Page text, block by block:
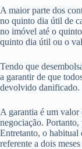
A maior parte dos
no quinto dia útil de
no imóvel até o
quinto dia útil ou o
Tendo que
a garantir de que
devolvido danificado.
A garantia é um valor
negociação.
Entretanto, o habitual
referente a dois